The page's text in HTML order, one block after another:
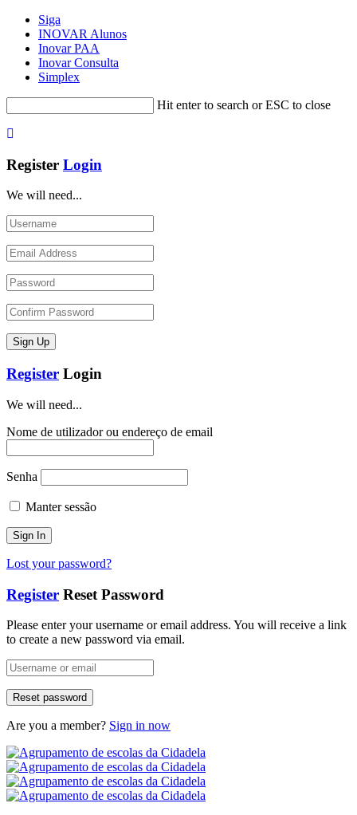
Siga
INOVAR Alunos
Inovar PAA
Inovar Consulta
Simplex
Hit enter to search or ESC to close
Register Login
We will need...
Register Login
We will need...
Nome de utilizador ou endereço de email
Senha
Manter sessão
Lost your password?
Register Reset Password
Please enter your username or email address. You will receive a link
to create a new password via email.
Are you a member? Sign in now